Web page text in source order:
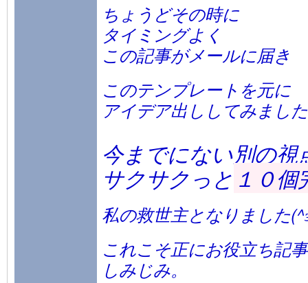
ちょうどその時に
タイミングよく
この記事がメールに届き
このテンプレートを元に
アイデア出ししてみまし
今までにない別の視
サクサクっと １０
私の救世主となりました
これこそ正にお役立ち記
しみじみ。